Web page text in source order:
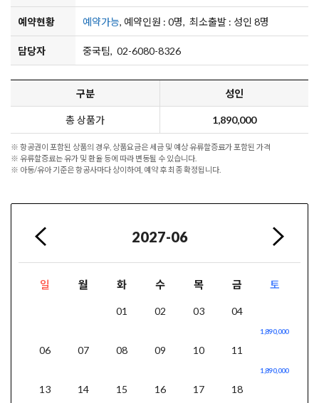
예약현황 예약가능, 예약인원 : 0명, 최소출발 : 성인 8명
담당자 중국팀, 02-6080-8326
구분 성인
총 상품가 1,890,000
※ 항공권이 포함된 상품의 경우, 상품요금은 세금 및 예상 유류할증료가 포함된 가격
※ 유류할증료는 유가 및 환율 등에 따라 변동될 수 있습니다.
※ 아동/유아 기준은 항공사마다 상이하여, 예약 후 최종 확정됩니다.
2027-06
일 월 화 수 목 금 토
01 02 03 04
1,890,000
06 07 08 09 10 11
1,890,000
13 14 15 16 17 18